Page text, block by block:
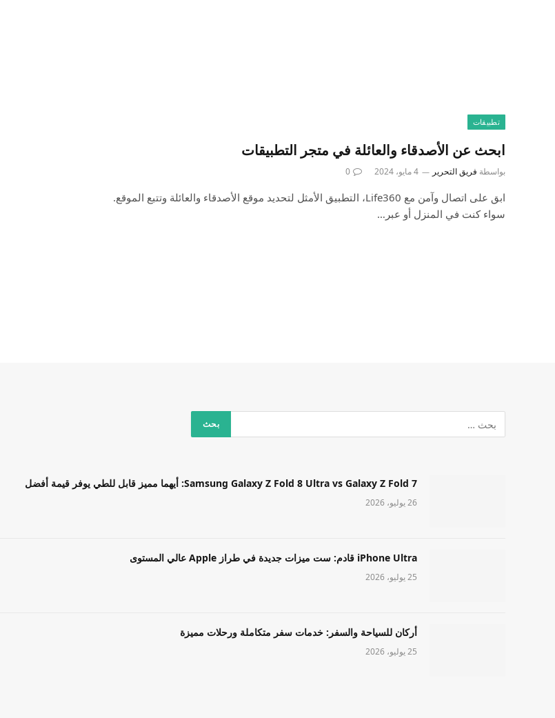
تطبيقات
ابحث عن الأصدقاء والعائلة في متجر التطبيقات
بواسطة فريق التحرير 4 مايو، 2024 0
ابق على اتصال وآمن مع Life360، التطبيق الأمثل لتحديد موقع الأصدقاء والعائلة وتتبع الموقع.
سواء كنت في المنزل أو عبر…
Samsung Galaxy Z Fold 8 Ultra vs Galaxy Z Fold 7: أيهما مميز قابل للطي يوفر قيمة أفضل
26 يوليو، 2026
iPhone Ultra قادم: ست ميزات جديدة في طراز Apple عالي المستوى
25 يوليو، 2026
أركان للسياحة والسفر: خدمات سفر متكاملة ورحلات مميزة
25 يوليو، 2026